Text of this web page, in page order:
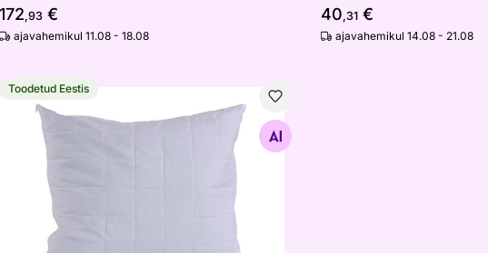
172,93 €
ajavahemikul 11.08 - 18.08
40,31€
ajavahemikul 14.08 - 21.08
Siidipadi 50x60 cm
Otsi sarnaseid
Toodetud Eestis